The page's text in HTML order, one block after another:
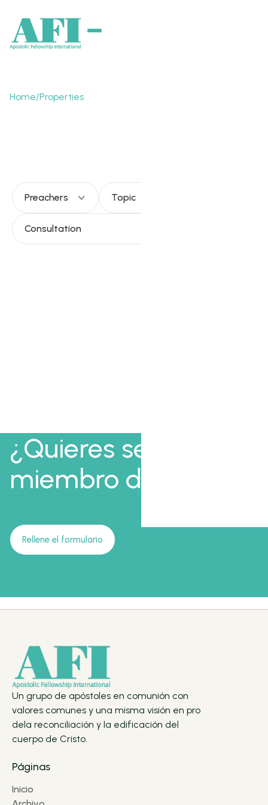
Home/Properties
Preachers Topic
Consultation
¿Quieres ser
miembro de AFI?
Rellene el formulario
Un grupo de apóstoles en comunión con
valores comunes y una misma visión en pro
dela reconciliación y la edificación del
cuerpo de Cristo.
Páginas
Inicio